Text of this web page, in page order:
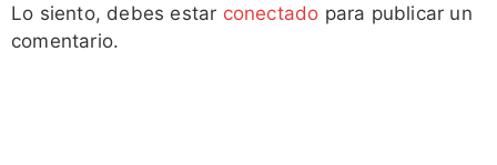
Lo siento, debes estar conectado para publicar un
comentario.